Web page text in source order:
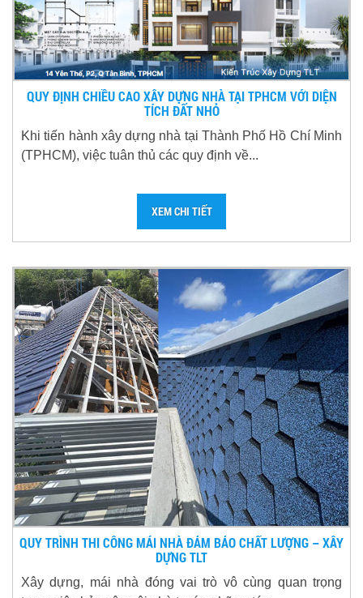
QUY ĐỊNH CHIỀU CAO XÂY DỰNG NHÀ TẠI TPHCM VỚI DIỆN
TÍCH ĐẤT NHỎ
Khi tiến hành xây dựng nhà tại Thành Phố Hồ Chí Minh
(TPHCM), việc tuân thủ các quy định về...
XEM CHI TIẾT
QUY TRÌNH THI CÔNG MÁI NHÀ ĐẢM BẢO CHẤT LƯỢNG – XÂY
DỰNG TLT
Xây dựng, mái nhà đóng vai trò vô cùng quan trọng